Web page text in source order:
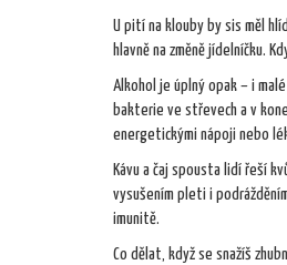
U pití na klouby by sis měl
hlavně na změně jídelníčku.
Alkohol je úplný opak – i
bakterie ve střevech a v
energetickými nápoji nebo
Kávu a čaj spousta lidí řeší
vysušením pleti i
imunitě.
Co dělat, když se snažíš